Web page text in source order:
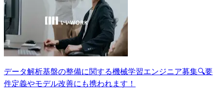
データ解析基盤の整備に関する機械学習エンジニア募集🔍要
件定義やモデル改善にも携われます！